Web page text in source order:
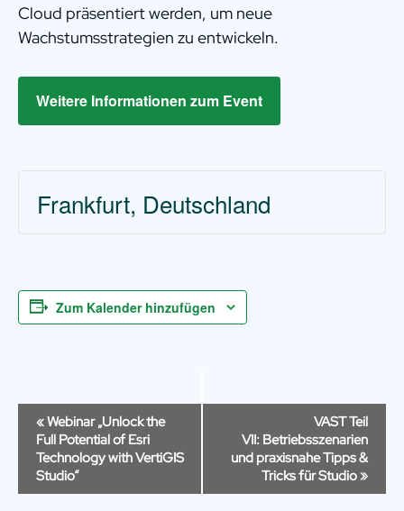
Cloud präsentiert werden, um neue
Wachstumsstrategien zu entwickeln.
Weitere Informationen zum Event
Frankfurt, Deutschland
Zum Kalender hinzufügen
Veranstaltung-
Navigation
«Webinar „Unlock the
Full Potential of Esri
Technology with VertiGIS
Studio“
VAST Teil
VII: Betriebsszenarien
und praxisnahe Tipps &
Tricks für Studio»